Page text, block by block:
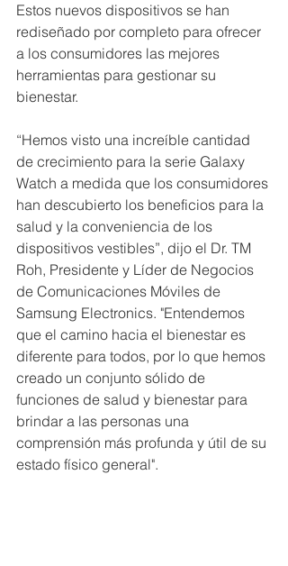
Estos nuevos dispositivos se han
rediseñado por completo para ofrecer
a los consumidores las mejores
herramientas para gestionar su
bienestar.
“Hemos visto una increíble cantidad
de crecimiento para la serie Galaxy
Watch a medida que los consumidores
han descubierto los beneficios para la
salud y la conveniencia de los
dispositivos vestibles”, dijo el Dr. TM
Roh, Presidente y Líder de Negocios
de Comunicaciones Móviles de
Samsung Electronics. "Entendemos
que el camino hacia el bienestar es
diferente para todos, por lo que hemos
creado un conjunto sólido de
funciones de salud y bienestar para
brindar a las personas una
comprensión más profunda y útil de su
estado físico general".